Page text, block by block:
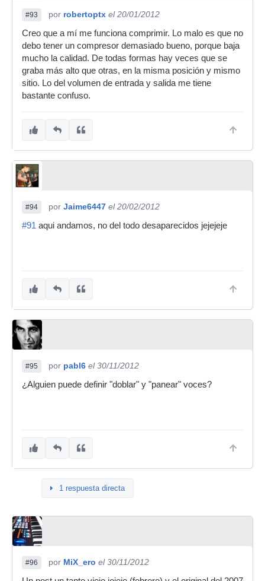
#93 por robertoptx el 20/01/2012
Creo que a mí me funciona comprimir. Lo malo es que no
debo tener un compresor demasiado bueno, porque baja
mucho la calidad. De todas formas hay veces que se
graba más alto que otras, en la misma posición y mismo
sitio. Lo del volumen de entrada y salida me tiene
bastante confuso.
#94 por Jaime6447 el 20/02/2012
#91 aqui andamos, no del todo desaparecidos jejejeje
#95 por pabl6 el 30/11/2012
¿Alguien puede definir "doblar" y "panear" voces?
1 respuesta directa
#96 por MiX_ero el 30/11/2012